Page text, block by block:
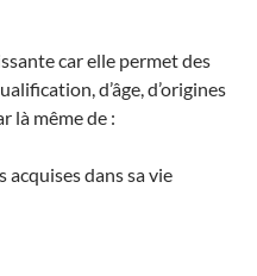
car elle permet des
d’âge, d’origines
là même de :
dans sa vie